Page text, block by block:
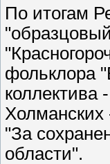
По итогам
фольклора
коллектива
Холманских
"За
области".